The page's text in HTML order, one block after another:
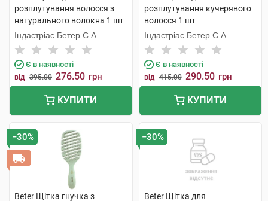
розплутування волосся з
натурального волокна 1 шт
Індастріас Бетер С.А.
Є в наявності
від 395.00 276.50 грн
КУПИТИ
розплутування кучерявого
волосся 1 шт
Індастріас Бетер С.А.
Є в наявності
від 415.00 290.50 грн
КУПИТИ
−30%
Beter Щітка гнучка з
−30%
Beter Щітка для